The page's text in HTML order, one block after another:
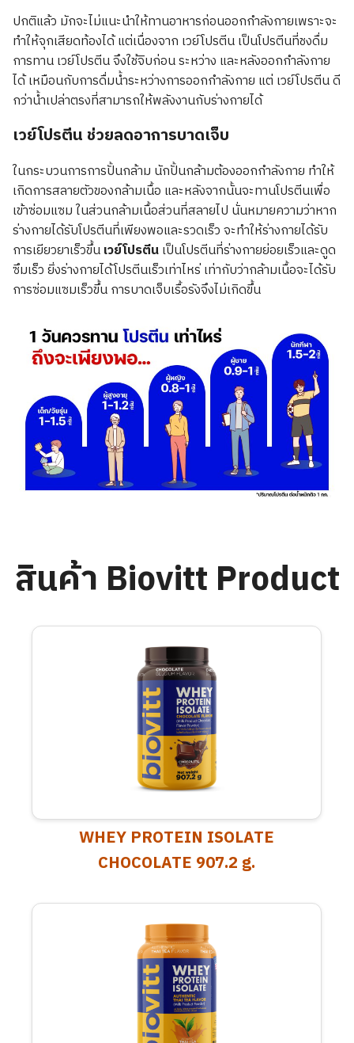
ปกติแล้ว มักจะไม่แนะนำให้ทานอาหารก่อนออกกำลังกายเพราะจะ
ทำให้จุกเสียดท้องได้ แต่เนื่องจาก เวย์โปรตีน เป็นโปรตีนที่ชงดื่ม
การทาน เวย์โปรตีน จึงใช้จิบก่อน ระหว่าง และหลังออกกำลังกาย
ได้ เหมือนกับการดื่มน้ำระหว่างการออกกำลังกาย แต่ เวย์โปรตีน ดี
กว่าน้ำเปล่าตรงที่สามารถให้พลังงานกับร่างกายได้
เวย์โปรตีน ช่วยลดอาการบาดเจ็บ
ในกระบวนการการปั้นกล้าม นักปั้นกล้ามต้องออกกำลังกาย ทำให้
เกิดการสลายตัวของกล้ามเนื้อ และหลังจากนั้นจะทานโปรตีนเพื่อ
เข้าซ่อมแซม ในส่วนกล้ามเนื้อส่วนที่สลายไป นั่นหมายความว่าหาก
ร่างกายได้รับโปรตีนที่เพียงพอและรวดเร็ว จะทำให้ร่างกายได้รับ
การเยียวยาเร็วขึ้นเวย์โปรตีนเป็นโปรตีนที่ร่างกายย่อยเร็วและดูด
ซึมเร็ว ยิ่งร่างกายได้โปรตีนเร็วเท่าไหร่ เท่ากับว่ากล้ามเนื้อจะได้รับ
การซ่อมแซมเร็วขึ้น การบาดเจ็บเรื้อรังจึงไม่เกิดขึ้น
สินค้า Biovitt Product
WHEY PROTEIN ISOLATE
CHOCOLATE 907.2 g.